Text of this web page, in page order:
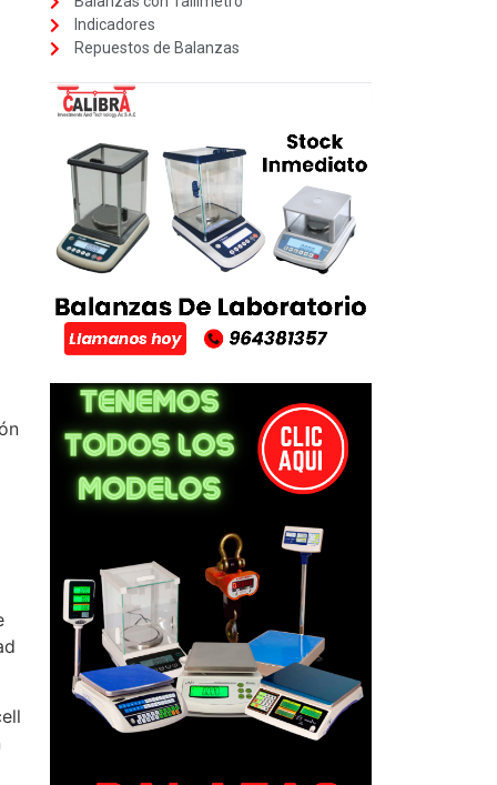
Indicadores
Repuestos de Balanzas